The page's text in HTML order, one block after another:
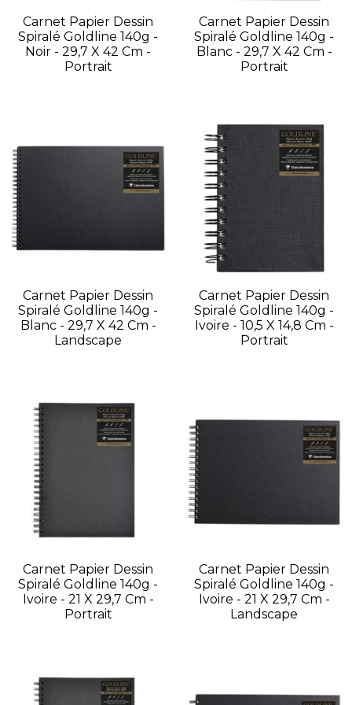
Carnet Papier Dessin
Spiralé Goldline 140g -
Noir - 29,7 X 42 Cm -
Portrait
Carnet Papier Dessin
Spiralé Goldline 140g -
Blanc - 29,7 X 42 Cm -
Portrait
Carnet Papier Dessin
Spiralé Goldline 140g -
Blanc - 29,7 X 42 Cm -
Landscape
Carnet Papier Dessin
Spiralé Goldline 140g -
Ivoire - 10,5 X 14,8 Cm -
Portrait
Carnet Papier Dessin
Spiralé Goldline 140g -
Ivoire - 21 X 29,7 Cm -
Portrait
Carnet Papier Dessin
Spiralé Goldline 140g -
Ivoire - 21 X 29,7 Cm -
Landscape